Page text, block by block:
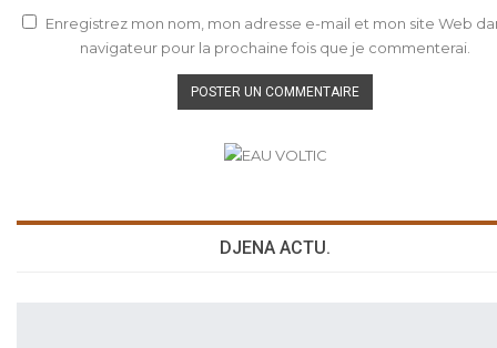
Enregistrez mon nom, mon adresse e-mail et mon site Web
navigateur pour la prochaine fois que je commenterai.
DJENA ACTU.